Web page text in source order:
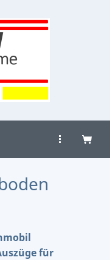
für